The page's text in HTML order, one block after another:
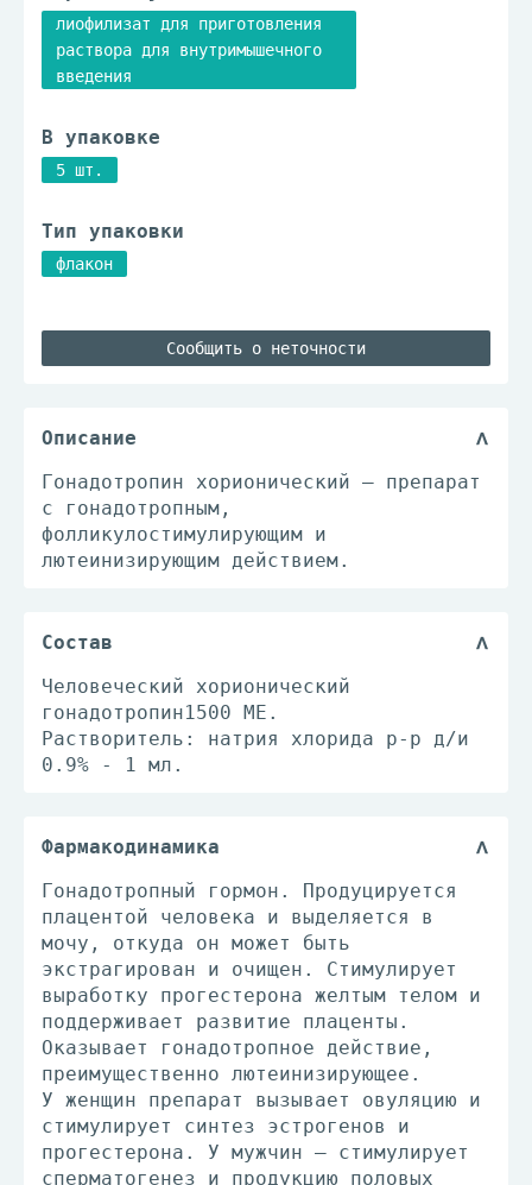
лиофилизат для приготовления
раствора для внутримышечного
введения
В упаковке
5 шт.
Тип упаковки
флакон
Сообщить о неточности
Описание
Гонадотропин хорионический – препарат
с гонадотропным,
фолликулостимулирующим и
лютеинизирующим действием.
Состав
Человеческий хорионический
гонадотропин1500 МЕ.
Растворитель: натрия хлорида р-р д/и
0.9% - 1 мл.
Фармакодинамика
Гонадотропный гормон. Продуцируется
плацентой человека и выделяется в
мочу, откуда он может быть
экстрагирован и очищен. Стимулирует
выработку прогестерона желтым телом и
поддерживает развитие плаценты.
Оказывает гонадотропное действие,
преимущественно лютеинизирующее.
У женщин препарат вызывает овуляцию и
стимулирует синтез эстрогенов и
прогестерона. У мужчин – стимулирует
сперматогенез и продукцию половых